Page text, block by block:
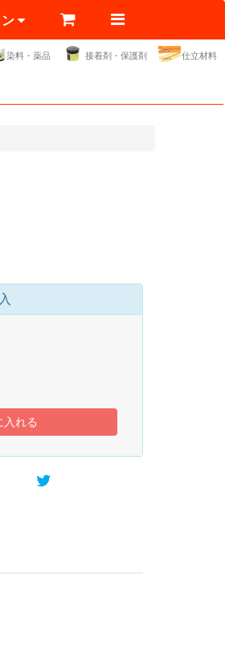
染料・薬品 接着剤・保護剤 仕立材料
入れる